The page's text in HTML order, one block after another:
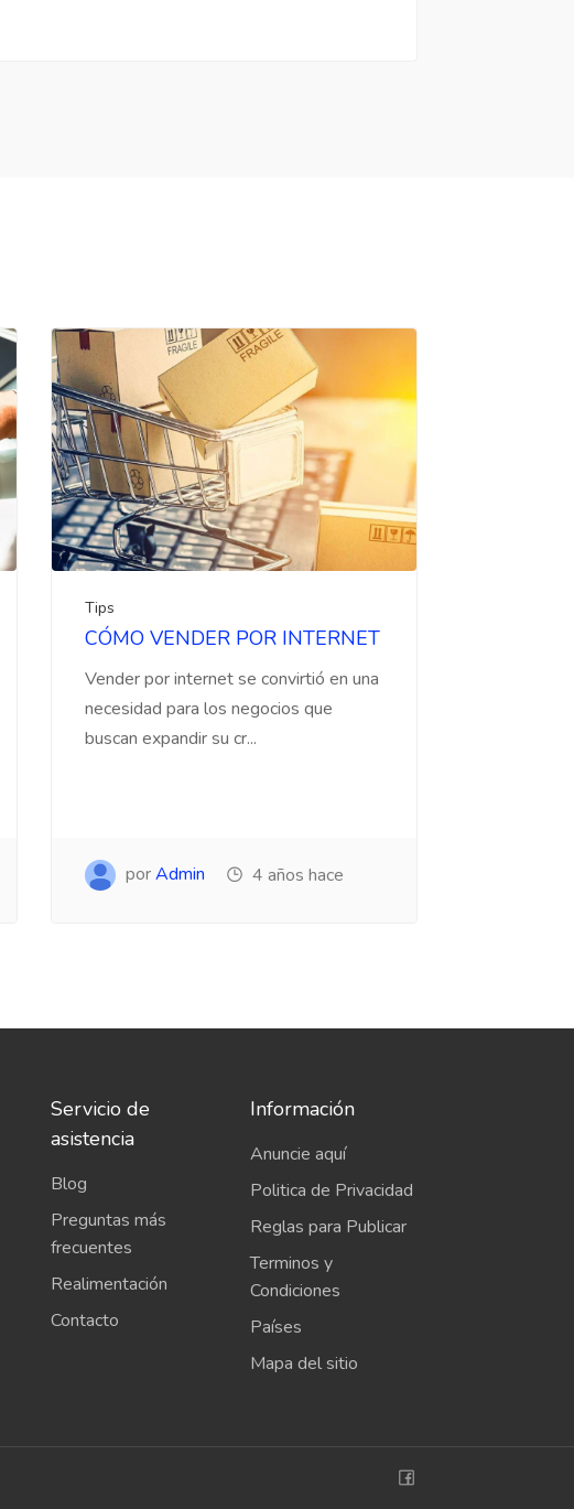
Tips
CÓMO VENDER POR INTERNET
Vender por internet se convirtió en una
necesidad para los negocios que
buscan expandir su cr...
porAdmin 4 años hace
Servicio de
asistencia
Blog
Preguntas más
frecuentes
Realimentación
Contacto
Información
Anuncie aquí
Politica de Privacidad
Reglas para Publicar
Terminos y
Condiciones
Países
Mapa del sitio